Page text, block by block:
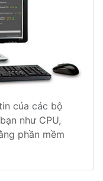
của các bộ
như CPU,
phần mềm